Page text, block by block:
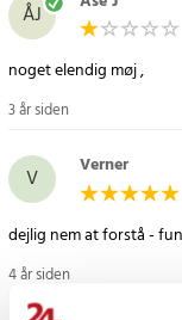
ÅJ
noget elendig møj ,
3 år siden
V Verner
dejlig nem at forstå -
4 år siden